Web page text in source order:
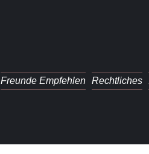
Freunde Empfehlen Rechtliches